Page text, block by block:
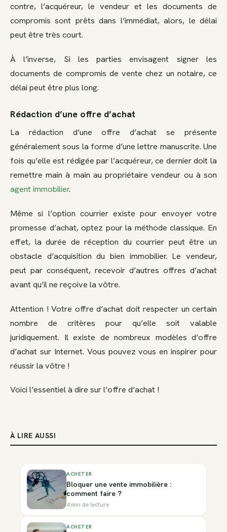
contre, l’acquéreur, le vendeur et les documents de
compromis sont prêts dans l’immédiat, alors, le délai
peut être très court.
À l’inverse, Si les parties envisagent signer les
documents de compromis de vente chez un notaire, ce
délai peut être plus long.
Rédaction d’une offre d’achat
La rédaction d’une offre d’achat se présente
généralement sous la forme d’une lettre manuscrite. Une
fois qu’elle est rédigée par l’acquéreur, ce dernier doit la
remettre main à main au propriétaire vendeur ou à son
agent immobilier.
Même si l’option courrier existe pour envoyer votre
promesse d’achat, optez pour la méthode classique. En
effet, la durée de réception du courrier peut être un
obstacle d’acquisition du bien immobilier. Le vendeur,
peut par conséquent, recevoir d’autres offres d’achat
avant qu’il ne reçoive la vôtre.
Attention ! Votre offre d’achat doit respecter un certain
nombre de critères pour qu’elle soit valable
juridiquement. Il existe de nombreux modèles d’offre
d’achat sur Internet. Vous pouvez vous en inspirer pour
réussir la vôtre !
Voici l’essentiel à dire sur l’offre d’achat !
À LIRE AUSSI
ACHETER
Bloquer une vente immobilière :
comment faire ?
4 min de lecture
ACHETER